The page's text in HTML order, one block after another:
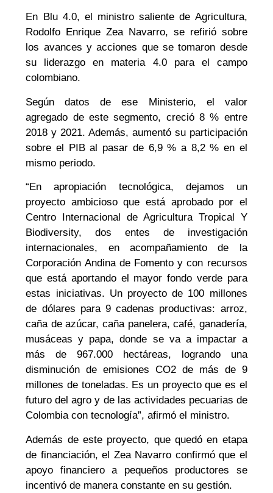
En Blu 4.0, el ministro saliente de Agricultura,
Rodolfo Enrique Zea Navarro, se refirió sobre
los avances y acciones que se tomaron desde
su liderazgo en materia 4.0 para el campo
colombiano.
Según datos de ese Ministerio, el valor
agregado de este segmento, creció 8 % entre
2018 y 2021. Además, aumentó su participación
sobre el PIB al pasar de 6,9 % a 8,2 % en el
mismo periodo.
“En apropiación tecnológica, dejamos un
proyecto ambicioso que está aprobado por el
Centro Internacional de Agricultura Tropical Y
Biodiversity, dos entes de investigación
internacionales, en acompañamiento de la
Corporación Andina de Fomento y con recursos
que está aportando el mayor fondo verde para
estas iniciativas. Un proyecto de 100 millones
de dólares para 9 cadenas productivas: arroz,
caña de azúcar, caña panelera, café, ganadería,
musáceas y papa, donde se va a impactar a
más de 967.000 hectáreas, logrando una
disminución de emisiones CO2 de más de 9
millones de toneladas. Es un proyecto que es el
futuro del agro y de las actividades pecuarias de
Colombia con tecnología”, afirmó el ministro.
Además de este proyecto, que quedó en etapa
de financiación, el Zea Navarro confirmó que el
apoyo financiero a pequeños productores se
incentivó de manera constante en su gestión.